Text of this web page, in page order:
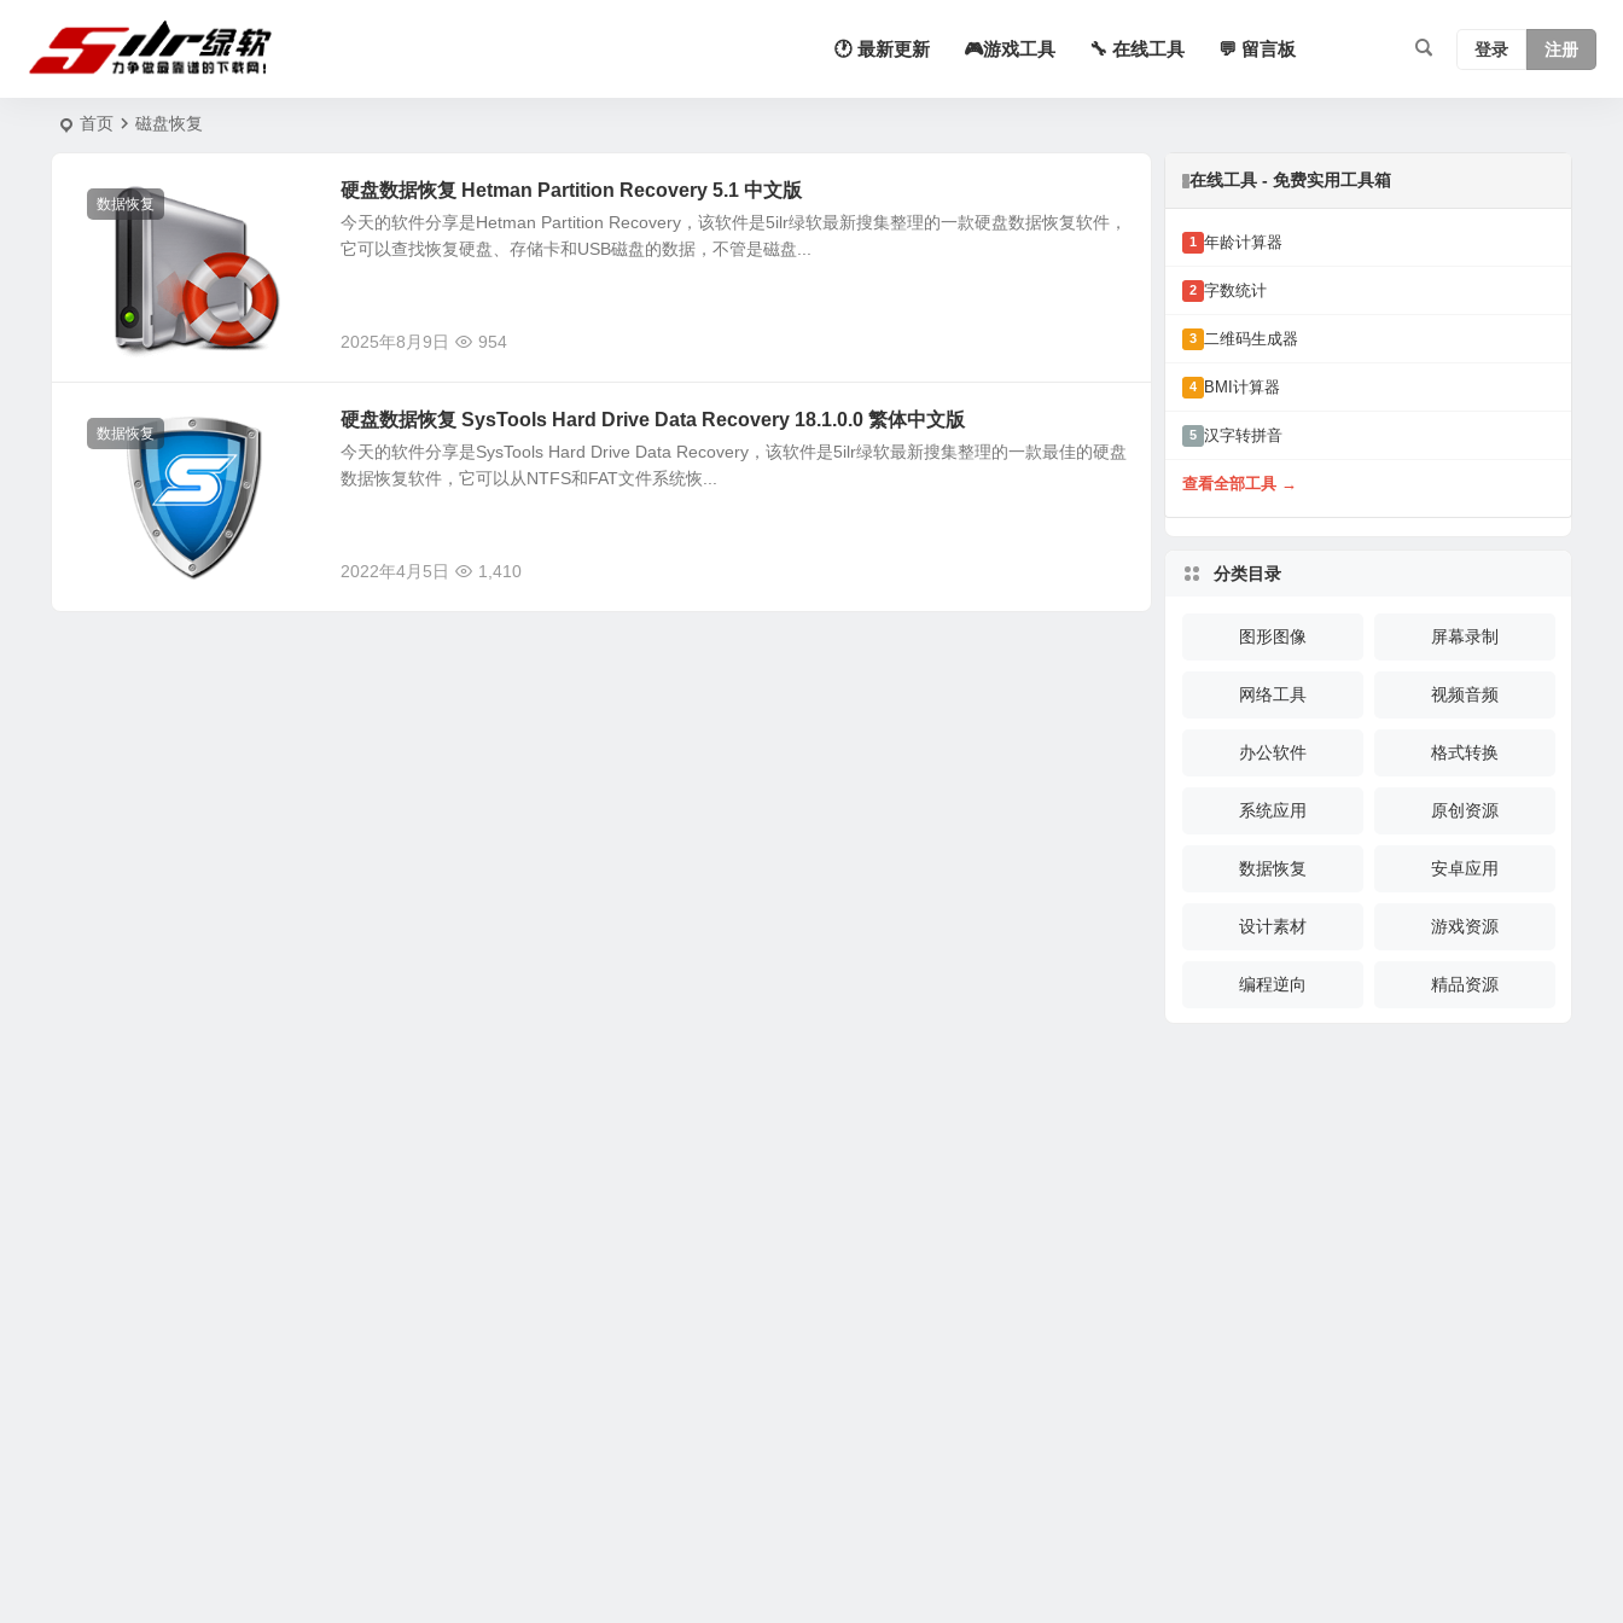
🕐 最新更新 🎮游戏工具 🔧 在线工具 💬 留言板 登录 注册
首页 磁盘恢复
数据恢复
硬盘数据恢复 Hetman Partition Recovery 5.1 中文版
今天的软件分享是Hetman Partition Recovery，该软件是5ilr绿软最新搜集整理的一款硬盘数据恢复软件，
它可以查找恢复硬盘、存储卡和USB磁盘的数据，不管是磁盘...
2025年8月9日 954
数据恢复
硬盘数据恢复 SysTools Hard Drive Data Recovery 18.1.0.0 繁体中文版
今天的软件分享是SysTools Hard Drive Data Recovery，该软件是5ilr绿软最新搜集整理的一款最佳的硬盘
数据恢复软件，它可以从NTFS和FAT文件系统恢...
2022年4月5日 1,410
在线工具 - 免费实用工具箱
1 年龄计算器
2 字数统计
3 二维码生成器
4 BMI计算器
5 汉字转拼音
查看全部工具 →
分类目录
图形图像 屏幕录制
网络工具 视频音频
办公软件 格式转换
系统应用 原创资源
数据恢复 安卓应用
设计素材 游戏资源
编程逆向 精品资源